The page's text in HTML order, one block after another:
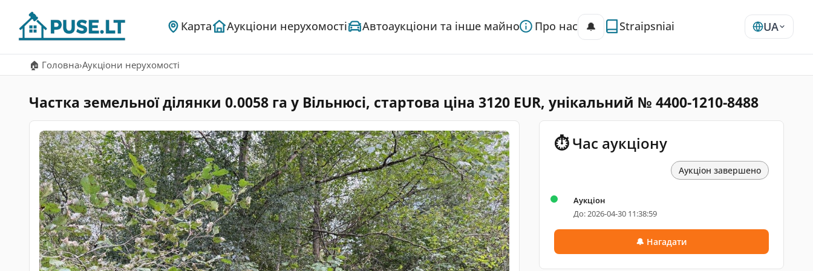
Карта Аукціони нерухомості Автоаукціони та інше майно Про нас 🔔 Straipsniai UA
🏠 Головна›Аукціони нерухомості
Частка земельної ділянки 0.0058 га у Вільнюсі, стартова ціна 3120 EUR, унікальний № 4400-1210-8488
⏱ Час аукціону
Аукціон завершено
Аукціон
До: 2026-04-30 11:38:59
🔔 Нагадати